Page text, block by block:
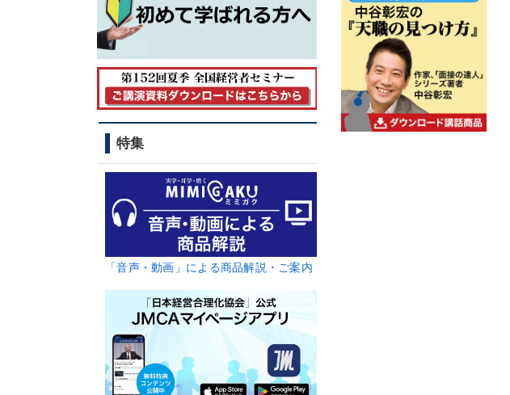
特集
「音声・動画」による商品解説・ご案内